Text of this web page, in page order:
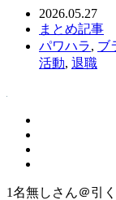
2026.05.27
まとめ記事
パワハラ, ブ
活動, 退職
1名無しさん＠引